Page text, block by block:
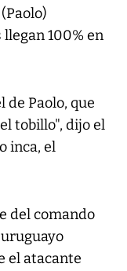
100% en
de Paolo, que
tobillo", dijo el
inca, el
del comando
el atacante